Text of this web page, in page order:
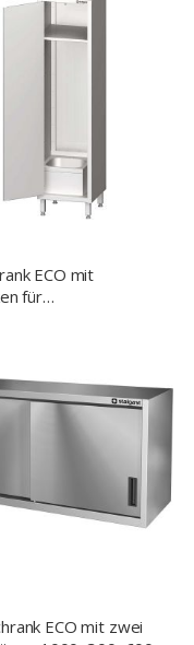
ECO mit
für
ECO mit zwei